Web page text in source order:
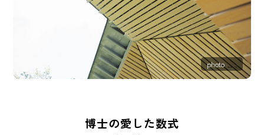
photo
博士の愛した数式